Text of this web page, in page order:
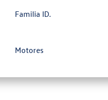
Familia ID.
Motores